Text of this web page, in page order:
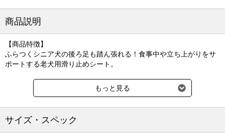
商品説明
【商品特徴】
ふらつくシニア犬の後ろ足も踏ん張れる！食事中や立ち上がりをサ
ポートする老犬用滑り止めシート。
●強力な防滑性で、高齢犬の足も滑らない
「ダイナミック加工」を施しており、ウレタン樹脂が吸い付くよう
ゴムマットのような防滑性で、足腰に不安を抱える高齢犬の足もピ
タッと止まって滑りません。
もっと見る
サイズ・スペック